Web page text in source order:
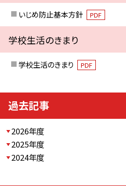
いじめ防止基本方針 PDF
学校生活のきまり
学校生活のきまり PDF
過去記事
2026年度
2025年度
2024年度